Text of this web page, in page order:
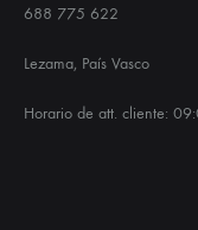
688 775 622
Lezama, País Vasco
Horario de att. cliente: